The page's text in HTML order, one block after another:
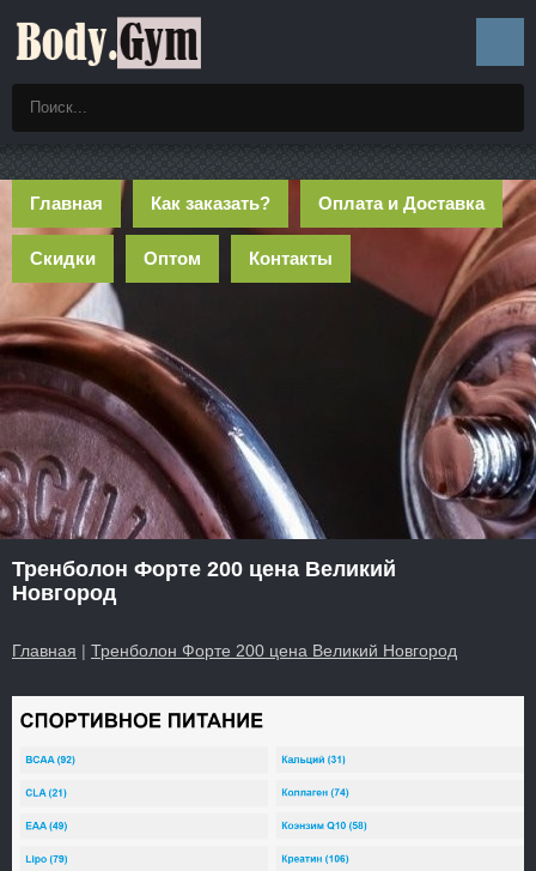
Главная Как заказать? Оплата и Доставка
Скидки Оптом Контакты
Тренболон Форте 200 цена Великий
Новгород
Главная | Тренболон Форте 200 цена Великий Новгород